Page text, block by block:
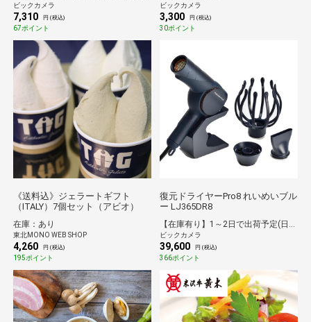
ビックカメラ
7,310 円 (税込)
67ポイント
ビックカメラ
3,300 円 (税込)
30ポイント
《送料込》ジェラートギフト
（ITALY）7個セット（アビオ）
在庫：あり
東北MONO WEB SHOP
4,260 円 (税込)
195ポイント
復元ドライヤーPro8 れいめいブル
ー LJ365DR8
ビックカメラ
39,600 円 (税込)
366ポイント